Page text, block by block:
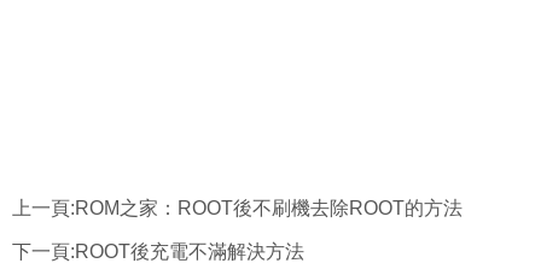
上一頁:ROM之家：ROOT後不刷機去除ROOT的方法
下一頁:ROOT後充電不滿解決方法